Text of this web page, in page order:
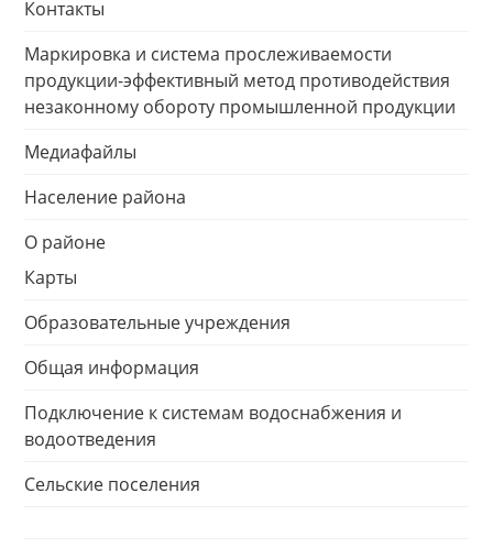
Контакты
Маркировка и система прослеживаемости
продукции-эффективный метод противодействия
незаконному обороту промышленной продукции
Медиафайлы
Население района
О районе
Карты
Образовательные учреждения
Общая информация
Подключение к системам водоснабжения и
водоотведения
Сельские поселения